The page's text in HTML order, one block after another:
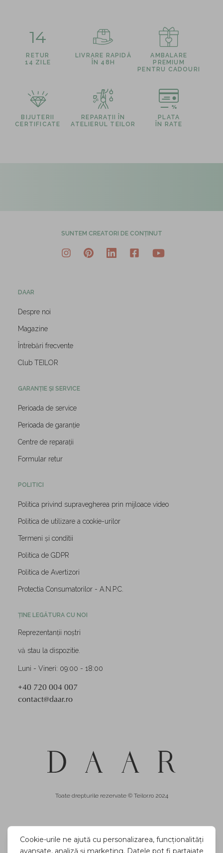
14
RETUR
14 ZILE
LIVRARE RAPIDĂ
ÎN 48H
AMBALARE
PREMIUM
PENTRU CADOURI
BIJUTERII
CERTIFICATE
REPARAȚII ÎN
ATELIERUL TEILOR
PLATA
ÎN RATE
SUNTEM CREATORI DE CONȚINUT
DAAR
Despre noi
Magazine
Întrebări frecvente
Club TEILOR
GARANȚIE ȘI SERVICE
Perioada de service
Perioada de garanție
Centre de reparații
Formular retur
POLITICI
Politica privind supravegherea prin mijloace video
Politica de utilizare a cookie-urilor
Termeni și conditii
Politica de GDPR
Politica de Avertizori
Protectia Consumatorilor - A.N.P.C.
ȚINE LEGĂTURA CU NOI
Reprezentanții noștri
vă stau la dispozitie.
Luni - Vineri: 09:00 - 18:00
+40 720 004 007
contact@daar.ro
Toate drepturile rezervate © Teilor.ro 2024